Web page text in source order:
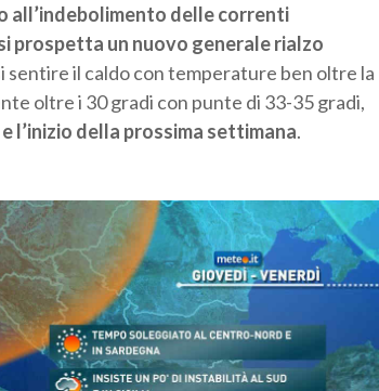
all’indebolimento delle correnti
prospetta un nuovo generale rialzo
sentire il caldo con temperature ben oltre la
oltre i 30 gradi con punte di 33-35 gradi,
l’inizio della prossima settimana.